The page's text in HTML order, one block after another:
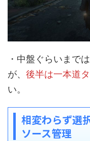
・中盤ぐらいまで
が、 後半は一本道
い。
相変わらず選
ソース管理